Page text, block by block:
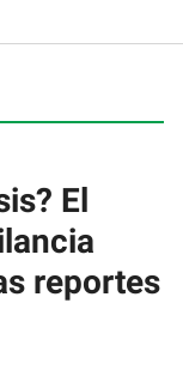
El
reportes